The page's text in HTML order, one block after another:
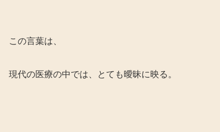
この言葉は、
現代の医療の中では、とても曖昧に映る。